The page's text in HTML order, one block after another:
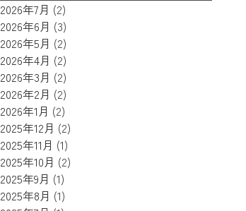
2026年7月 (2)
2026年6月 (3)
2026年5月 (2)
2026年4月 (2)
2026年3月 (2)
2026年2月 (2)
2026年1月 (2)
2025年12月 (2)
2025年11月 (1)
2025年10月 (2)
2025年9月 (1)
2025年8月 (1)